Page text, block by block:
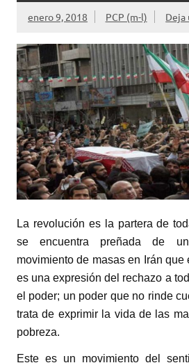
enero 9, 2018 PCP (m-l) Deja
La revolución es la partera de
se encuentra preñada de
movimiento de masas en Irán
es una expresión del rechazo a
el poder; un poder que no rinde
trata de exprimir la vida de las
pobreza.
Este es un movimiento del